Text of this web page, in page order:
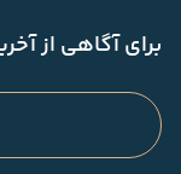
برای آگاهی از